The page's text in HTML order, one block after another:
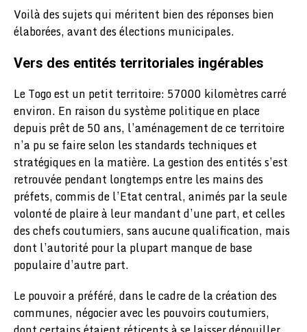
Voilà des sujets qui méritent bien des réponses bien
élaborées, avant des élections municipales.
Vers des entités territoriales ingérables
Le Togo est un petit territoire: 57000 kilomètres carré
environ. En raison du système politique en place
depuis prêt de 50 ans, l’aménagement de ce territoire
n’a pu se faire selon les standards techniques et
stratégiques en la matière. La gestion des entités s’est
retrouvée pendant longtemps entre les mains des
préfets, commis de l’Etat central, animés par la seule
volonté de plaire à leur mandant d’une part, et celles
des chefs coutumiers, sans aucune qualification, mais
dont l’autorité pour la plupart manque de base
populaire d’autre part.
Le pouvoir a préféré, dans le cadre de la création des
communes, négocier avec les pouvoirs coutumiers,